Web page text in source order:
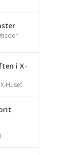
i X-
X-Huset